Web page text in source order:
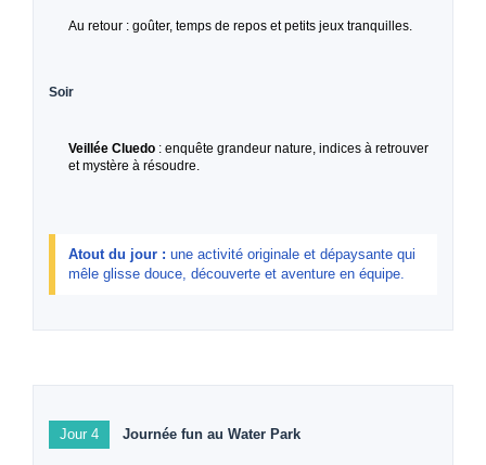
Au retour : goûter, temps de repos et petits jeux tranquilles.
Soir
Veillée Cluedo : enquête grandeur nature, indices à retrouver
et mystère à résoudre.
Atout du jour : une activité originale et dépaysante qui
mêle glisse douce, découverte et aventure en équipe.
Jour 4 Journée fun au Water Park